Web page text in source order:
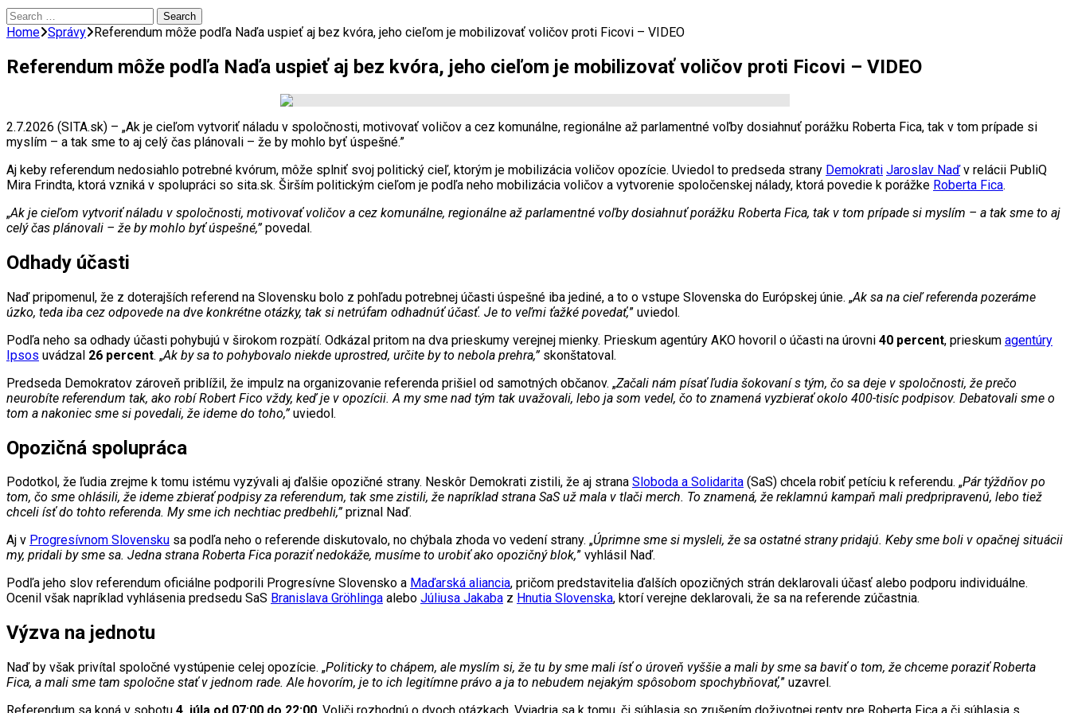
Search
for:
Home Správy Referendum môže podľa Naďa uspieť aj bez kvóra, jeho cieľom je mobilizovať voličov proti Ficovi – VIDEO
Referendum môže podľa Naďa uspieť aj bez kvóra, jeho cieľom je mobilizovať voličov proti Ficovi – VIDEO
2.7.2026 (SITA.sk) – „Ak je cieľom vytvoriť náladu v spoločnosti, motivovať voličov a cez komunálne, regionálne až parlamentné voľby dosiahnuť porážku Roberta Fica, tak v tom prípade si
myslím – a tak sme to aj celý čas plánovali – že by mohlo byť úspešné.”
Aj keby referendum nedosiahlo potrebné kvórum, môže splniť svoj politický cieľ, ktorým je mobilizácia voličov opozície. Uviedol to predseda strany Demokrati Jaroslav Naďv relácii PubliQ
Mira Frindta, ktorá vzniká v spolupráci so sita.sk. Širším politickým cieľom je podľa neho mobilizácia voličov a vytvorenie spoločenskej nálady, ktorá povedie k porážke Roberta Fica.
„Ak je cieľom vytvoriť náladu v spoločnosti, motivovať voličov a cez komunálne, regionálne až parlamentné voľby dosiahnuť porážku Roberta Fica, tak v tom prípade si myslím – a tak sme to aj
celý čas plánovali – že by mohlo byť úspešné,”povedal.
Odhady účasti
Naď pripomenul, že z doterajších referend na Slovensku bolo z pohľadu potrebnej účasti úspešné iba jediné, a to o vstupe Slovenska do Európskej únie. „Ak sa na cieľ referenda pozeráme
úzko, teda iba cez odpovede na dve konkrétne otázky, tak si netrúfam odhadnúť účasť. Je to veľmi ťažké povedať,” uviedol.
Podľa neho sa odhady účasti pohybujú v širokom rozpätí. Odkázal pritom na dva prieskumy verejnej mienky. Prieskum agentúry AKO hovoril o účasti na úrovni 40 percent, prieskum agentúry
Ipsos uvádzal 26 percent. „Ak by sa to pohybovalo niekde uprostred, určite by to nebola prehra,”skonštatoval.
Predseda Demokratov zároveň priblížil, že impulz na organizovanie referenda prišiel od samotných občanov. „Začali nám písať ľudia šokovaní s tým, čo sa deje v spoločnosti, že prečo
neurobíte referendum tak, ako robí Robert Fico vždy, keď je v opozícii. A my sme nad tým tak uvažovali, lebo ja som vedel, čo to znamená vyzbierať okolo 400-tisíc podpisov. Debatovali sme o
tom a nakoniec sme si povedali, že ideme do toho,”uviedol.
Opozičná spolupráca
Podotkol, že ľudia zrejme k tomu istému vyzývali aj ďalšie opozičné strany. Neskôr Demokrati zistili, že aj strana Sloboda a Solidarita (SaS) chcela robiť petíciu k referendu. „Pár týždňov po
tom, čo sme ohlásili, že ideme zbierať podpisy za referendum, tak sme zistili, že napríklad strana SaS už mala v tlači merch. To znamená, že reklamnú kampaň mali predpripravenú, lebo tiež
chceli ísť do tohto referenda. My sme ich nechtiac predbehli,”priznal Naď.
Aj v Progresívnom Slovensku sa podľa neho o referende diskutovalo, no chýbala zhoda vo vedení strany. „Úprimne sme si mysleli, že sa ostatné strany pridajú. Keby sme boli v opačnej situácii
my, pridali by sme sa. Jedna strana Roberta Fica poraziť nedokáže, musíme to urobiť ako opozičný blok,” vyhlásil Naď.
Podľa jeho slov referendum oficiálne podporili Progresívne Slovensko a Maďarská aliancia, pričom predstavitelia ďalších opozičných strán deklarovali účasť alebo podporu individuálne.
Ocenil však napríklad vyhlásenia predsedu SaS Branislava Gröhlinga alebo Júliusa Jakaba z Hnutia Slovenska, ktorí verejne deklarovali, že sa na referende zúčastnia.
Výzva na jednotu
Naď by však privítal spoločné vystúpenie celej opozície. „Politicky to chápem, ale myslím si, že tu by sme mali ísť o úroveň vyššie a mali by sme sa baviť o tom, že chceme poraziť Roberta
Fica, a mali sme tam spoločne stať v jednom rade. Ale hovorím, je to ich legitímne právo a ja to nebudem nejakým spôsobom spochybňovať,” uzavrel.